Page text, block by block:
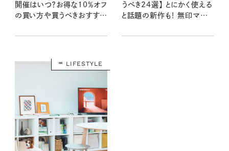
開催はいつ？お得な10％オフ
の買い方や買うべきおすすめ
うべき24選】 とにかく使える
と話題の新作も！ 無印マニ
の名品をピックアップ
LIFESTYLE